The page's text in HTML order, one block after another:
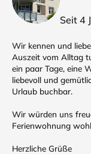
Seit 4
Wir kennen und
Auszeit vom Alltag
ein paar Tage, eine
liebevoll und
Urlaub buchbar.
Wir würden uns
Ferienwohnung
Herzliche Grüße